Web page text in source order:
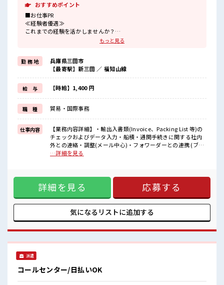
おすすめポイント
■お仕事PR
≪経験者優遇≫
これまでの経験を活かしませんか？
≪無理なくお給料に残業代を上乗せ≫
残業は月20時間未満で、
ほどよく稼げます♪
≪週休2日制≫
週末は家族や友人と一緒にプライベート満喫！
≪髪型自由≫
基本的に髪色自由で明るすぎたり奇抜でなければOKです！
(規定有)≪様々なお仕事をご提案≫
一人で悩まず気軽に相談できる、
派遣のお仕事です！
■職場の雰囲気
明るすぎたり奇抜過ぎなければヘアカラーOK！
持ち物が多いあなたにもぴったり☆
ロッカー付き職場♪
もっと見る
勤 務 地
兵庫県三田市
【最寄駅】新三田 ／ 福知山線
給 与 【時給】1,400 円
職 種 貿易・国際事務
仕事内容
【業務内容詳細】・輸出入書類(Invoice、Packing List 等)の
チェックおよびデータ入力・船積・通関手続きに関する社内
外との連絡・調整(メール中心)・フォワーダーとの連携 (ブッ
キング依頼、日程や梱包仕様の調整、トラブル対応等)・管理
する事務作業【取扱製品情報】 ■お仕事PR ≪経験者優遇≫ こ
れまでの経験を活かしませんか？ ブランクがあっても大丈夫
♪ 経験はちょっとだけ…という方もOK！ ≪無理なくお給料
に残業代を上乗せ≫ 残業は月20時間未満で、 ほどよく稼げま
す♪ ≪週休2日制≫ 週末は家族や友人と一緒にプライベート
満喫！ ≪髪型自由≫ 基本的に髪色自由で明るすぎたり奇抜で
悩まず気軽に相談できる、 派遣のお仕事です！ ■職場の雰囲
気 明るすぎたり奇抜過ぎなければヘアカラーOK！ 休憩室で
…詳細を見る
詳細を見る 応募する
気になるリストに追加する
派遣
コールセンター/日払いOK